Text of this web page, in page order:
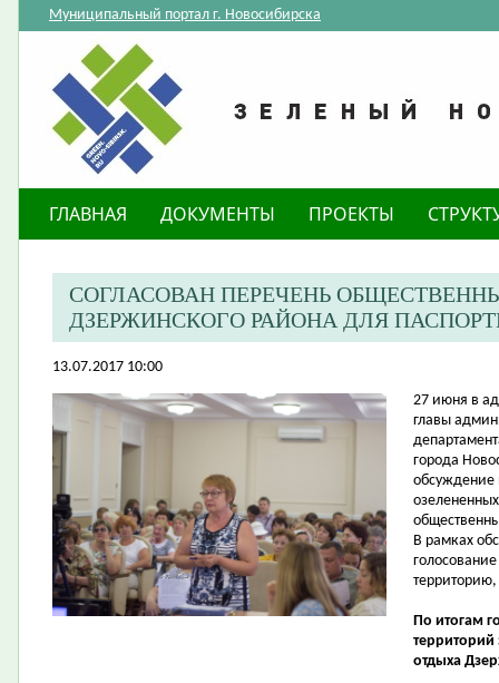
Муниципальный портал г. Новосибирска
ГЛАВНАЯ ДОКУМЕНТЫ ПРОЕКТЫ
СОГЛАСОВАН ПЕРЕЧЕНЬ
ДЗЕРЖИНСКОГО РАЙОНА ДЛЯ
13.07.2017 10:00
27 июня в
главы
города
обсуждение
В рамках
По итогам
отдыха